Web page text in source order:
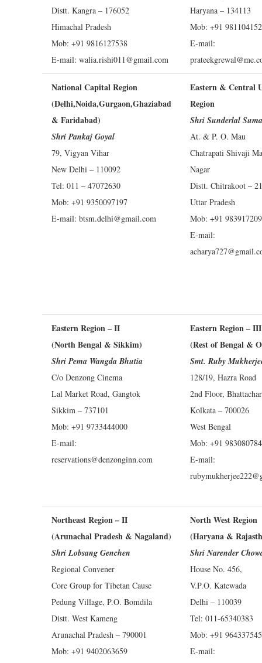
Distt. Kangra – 176052
Himachal Pradesh
Mob: +91 9816127538
E-mail: walia.rishi011@gmail.com
Haryana – 134113
Mob: +91
E-mail:
National Capital Region
(Delhi,Noida,Gurgaon,Ghaziabad
& Faridabad)
Shri Pankaj Goyal
79, Vigyan Vihar
New Delhi – 110092
Tel: 011 – 47072630
Mob: +91 9350097197
E-mail: btsm.delhi@gmail.com
Eastern & Central
Region
Shri Sunderlal
At. & P. O. Mau
Chatrapati Shivaji
Nagar
Distt. Chitrakoot –
Uttar Pradesh
Mob: +91
E-mail:
Eastern Region – II
(North Bengal & Sikkim)
Shri Pema Wangda Bhutia
C/o Denzong Cinema
Lal Market Road, Gangtok
Sikkim – 737101
Mob: +91 9733444000
E-mail:
reservations@denzonginn.com
Eastern Region – III
(Rest of Bengal &
Smt. Ruby
128/19, Hazra Road
2nd Floor,
Kolkata – 700026
West Bengal
Mob: +91
E-mail:
Northeast Region – II
(Arunachal Pradesh & Nagaland)
Shri Lobsang Genchen
Regional Convener
Core Group for Tibetan Cause
Pedung Village, P.O. Bomdila
Distt. West Kameng
Arunachal Pradesh – 790001
Mob: +91 9402063659
North West Region
(Haryana &
Shri Narender
House No. 456,
V.P.O. Katewada
Delhi – 110039
Tel: 011-65340383
Mob: +91
E-mail: